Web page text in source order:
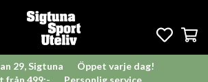
29, Sigtuna
Öppet varje dag!
från 499:-
Personlig service